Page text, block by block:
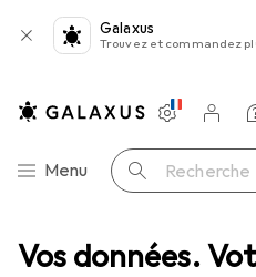
Vos données.
Galaxus
Trouvez et commandez
Navigation par catégorie
Menu Recherche
Paramètres
Compte
Listes de
Listes
Panier
Ferplast